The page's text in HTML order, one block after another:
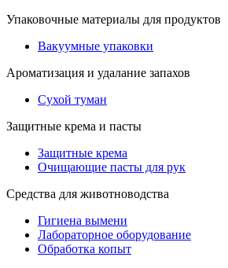
Упаковочные материалы для продуктов
Вакуумные упаковки
Ароматизация и удалание запахов
Сухой туман
Защитные крема и пасты
Защитные крема
Очищающие пасты для рук
Средства для животноводства
Гигиена вымени
Лабораторное оборудование
Обработка копыт